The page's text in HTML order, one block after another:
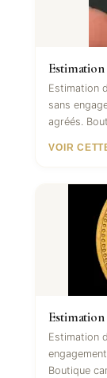
Estimation
sans
agréés.
VOIR
Estimation
Boutique